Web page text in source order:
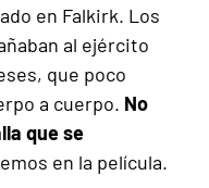
en Falkirk. Los
al ejército
que poco
a cuerpo. No
que se
en la película.